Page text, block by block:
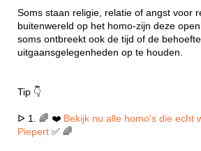
Soms staan religie, relatie of angst voor
buitenwereld op het homo-zijn deze
soms ontbreekt ook de tijd of de
uitgaansgelegenheden op te houden.
Tip 👇
ᐅ 1. 🌈 ❤️ Bekijk nu alle homo's die echt
Piepert ✅ 🌈